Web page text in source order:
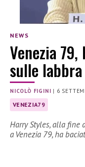
NEWS
Venezia
sulle
NICOLÒ FIGINI | 6
VENEZIA79
Harry Styles, alla fine
a Venezia 79, ha